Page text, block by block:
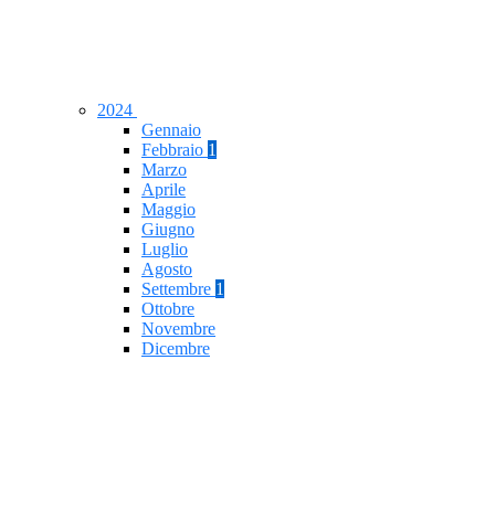
2024
Gennaio
Febbraio 1
Marzo
Aprile
Maggio
Giugno
Luglio
Agosto
Settembre 1
Ottobre
Novembre
Dicembre